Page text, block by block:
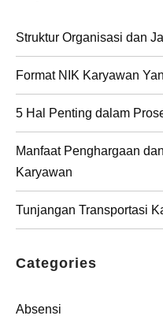
Struktur Organisasi dan
Format NIK Karyawan
5 Hal Penting dalam
Manfaat Penghargaan
Karyawan
Tunjangan Transportasi
Categories
Absensi